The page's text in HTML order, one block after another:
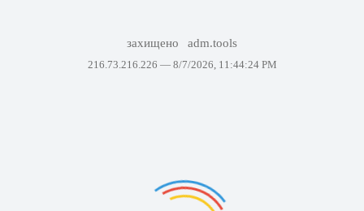
захищено adm.tools
216.73.216.226 — 8/7/2026, 11:44:24 PM